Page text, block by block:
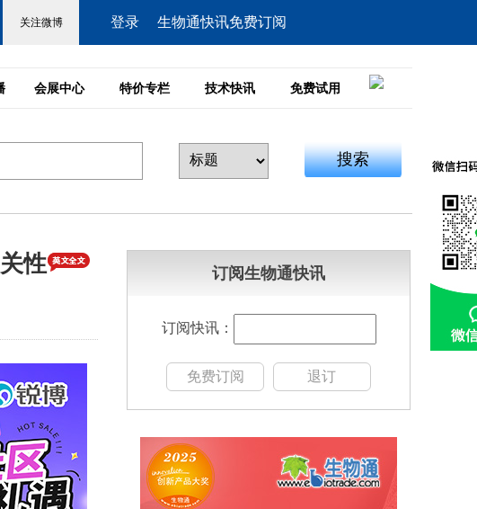
登录 生物通快讯免费订阅
会展中心 特价专栏 技术快讯 免费试用
搜索
性 订阅生物通快讯
订阅快讯：
免费订阅 退订